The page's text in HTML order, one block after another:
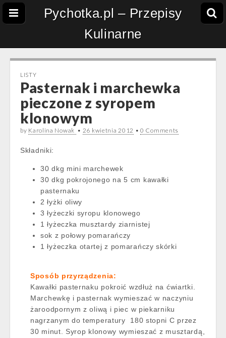
Pychotka.pl – Przepisy
Kulinarne
LISTY
Pasternak i marchewka
pieczone z syropem
klonowym
by Karolina Nowak • 26 kwietnia 2012 •0 Comments
Składniki:
30 dkg mini marchewek
30 dkg pokrojonego na 5 cm kawałki
pasternaku
2 łyżki oliwy
3 łyżeczki syropu klonowego
1 łyżeczka musztardy ziarnistej
sok z połowy pomarańczy
1 łyżeczka otartej z pomarańczy skórki
Sposób przyrządzenia:
Kawałki pasternaku pokroić wzdłuż na ćwiartki.
Marchewkę i pasternak wymieszać w naczyniu
żaroodpornym z oliwą i piec w piekarniku
nagrzanym do temperatury 180 stopni C przez
30 minut. Syrop klonowy wymieszać z musztardą,